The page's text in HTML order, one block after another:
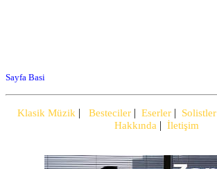
Sayfa Basi
Klasik Müzik Besteciler Eserler Solistler
Hakkında İletişim